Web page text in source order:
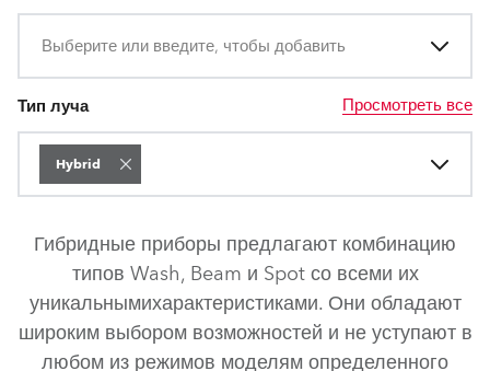
Выберите или введите, чтобы добавить
Тип луча
Hybrid
Просмотреть все
Гибридные приборы предлагают комбинацию
типов Wash, Beam и Spot со всеми их
уникальнымихарактеристиками. Они обладают
широким выбором возможностей и не уступают в
любом из режимов моделям определенного